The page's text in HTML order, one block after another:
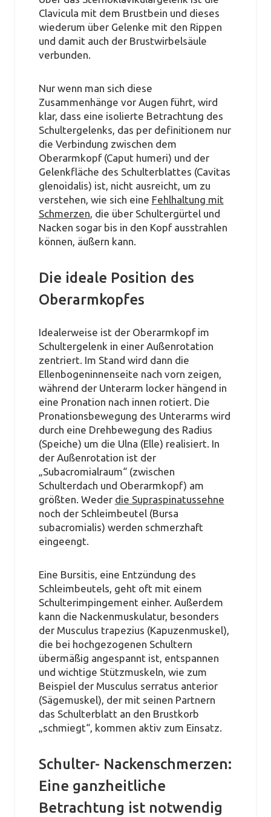
Clavicula mit dem Brustbein und dieses
wiederum über Gelenke mit den Rippen
und damit auch der Brustwirbelsäule
verbunden.
Nur wenn man sich diese
Zusammenhänge vor Augen führt, wird
klar, dass eine isolierte Betrachtung des
Schultergelenks, das per definitionem nur
die Verbindung zwischen dem
Oberarmkopf (Caput humeri) und der
Gelenkfläche des Schulterblattes (Cavitas
glenoidalis) ist, nicht ausreicht, um zu
verstehen, wie sich eine Fehlhaltung mit
Schmerzen , die über Schultergürtel und
Nacken sogar bis in den Kopf ausstrahlen
können, äußern kann.
Die ideale Position des
Oberarmkopfes
Idealerweise ist der Oberarmkopf im
Schultergelenk in einer Außenrotation
zentriert. Im Stand wird dann die
Ellenbogeninnenseite nach vorn zeigen,
während der Unterarm locker hängend in
eine Pronation nach innen rotiert. Die
Pronationsbewegung des Unterarms wird
durch eine Drehbewegung des Radius
(Speiche) um die Ulna (Elle) realisiert. In
der Außenrotation ist der
„Subacromialraum“ (zwischen
Schulterdach und Oberarmkopf) am
größten. Weder die Supraspinatussehne
noch der Schleimbeutel (Bursa
subacromialis) werden schmerzhaft
eingeengt.
Eine Bursitis, eine Entzündung des
Schleimbeutels, geht oft mit einem
Schulterimpingement einher. Außerdem
kann die Nackenmuskulatur, besonders
der Musculus trapezius (Kapuzenmuskel),
die bei hochgezogenen Schultern
übermäßig angespannt ist, entspannen
und wichtige Stützmuskeln, wie zum
Beispiel der Musculus serratus anterior
(Sägemuskel), der mit seinen Partnern
das Schulterblatt an den Brustkorb
„schmiegt“, kommen aktiv zum Einsatz.
Schulter- Nackenschmerzen:
Eine ganzheitliche
Betrachtung ist notwendig